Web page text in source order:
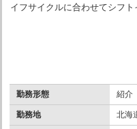
イフサイクルに合わせてシフト
勤務形態 紹介
勤務地 北海